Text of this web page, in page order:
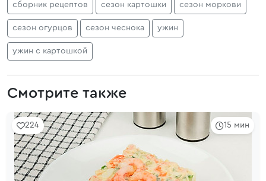
сборник рецептов сезон картошки сезон моркови
сезон огурцов сезон чеснока ужин
ужин с картошкой
Смотрите также
15 мин
224